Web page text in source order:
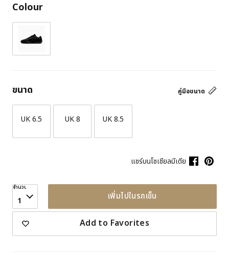
Colour
คู่มือขนาด
ขนาด
UK 6.5 UK 8 UK 8.5
แชร์บนโซเชียลมีเดีย
จำนวน
1 เพิ่มไปในรถเข็น
Add to Favorites